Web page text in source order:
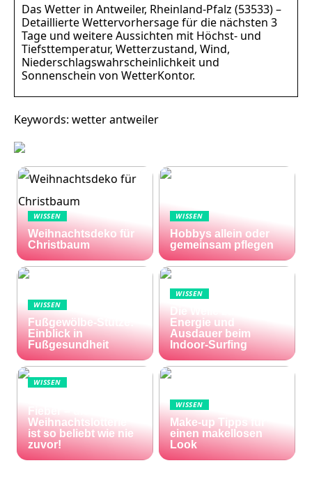
Das Wetter in Antweiler, Rheinland-Pfalz (53533) –
Detaillierte Wettervorhersage für die nächsten 3
Tage und weitere Aussichten mit Höchst- und
Tiefsttemperatur, Wetterzustand, Wind,
Niederschlagswahrscheinlichkeit und
Sonnenschein von WetterKontor.
Keywords: wetter antweiler
WISSEN
Weihnachtsdeko für
Christbaum
WISSEN
Hobbys allein oder
gemeinsam pflegen
WISSEN
Fußgewölbe-Stütze:
Einblick in
Fußgesundheit
WISSEN
Die Welle zu Hause:
Energie und
Ausdauer beim
Indoor-Surfing
WISSEN
Fieber – die El Gordo
Weihnachtslotterie
ist so beliebt wie nie
zuvor!
WISSEN
Make-up Tipps für
einen makellosen
Look